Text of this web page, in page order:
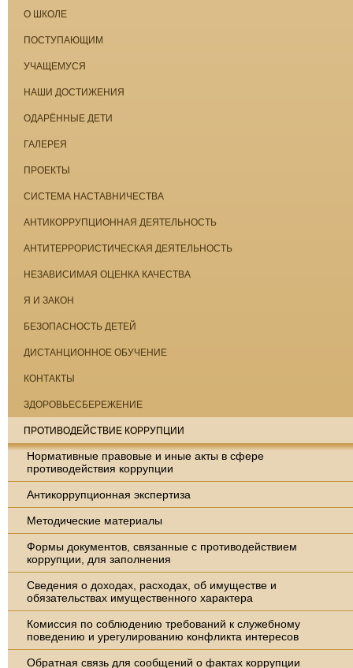
О ШКОЛЕ
ПОСТУПАЮЩИМ
УЧАЩЕМУСЯ
НАШИ ДОСТИЖЕНИЯ
ОДАРЁННЫЕ ДЕТИ
ГАЛЕРЕЯ
ПРОЕКТЫ
СИСТЕМА НАСТАВНИЧЕСТВА
АНТИКОРРУПЦИОННАЯ ДЕЯТЕЛЬНОСТЬ
АНТИТЕРРОРИСТИЧЕСКАЯ ДЕЯТЕЛЬНОСТЬ
НЕЗАВИСИМАЯ ОЦЕНКА КАЧЕСТВА
Я И ЗАКОН
БЕЗОПАСНОСТЬ ДЕТЕЙ
ДИСТАНЦИОННОЕ ОБУЧЕНИЕ
КОНТАКТЫ
ЗДОРОВЬЕСБЕРЕЖЕНИЕ
ПРОТИВОДЕЙСТВИЕ КОРРУПЦИИ
Нормативные правовые и иные акты в сфере
противодействия коррупции
Антикоррупционная экспертиза
Методические материалы
Формы документов, связанные с противодействием
коррупции, для заполнения
Сведения о доходах, расходах, об имуществе и
обязательствах имущественного характера
Комиссия по соблюдению требований к служебному
поведению и урегулированию конфликта интересов
Обратная связь для сообщений о фактах коррупции